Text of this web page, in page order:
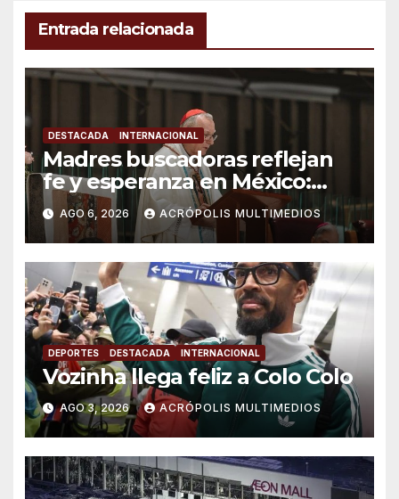
Entrada relacionada
DESTACADA INTERNACIONAL
Madres buscadoras reflejan
fe y esperanza en México:
Parolin
AGO 6, 2026 ACRÓPOLIS MULTIMEDIOS
DEPORTES DESTACADA INTERNACIONAL
Vozinha llega feliz a Colo Colo
AGO 3, 2026 ACRÓPOLIS MULTIMEDIOS